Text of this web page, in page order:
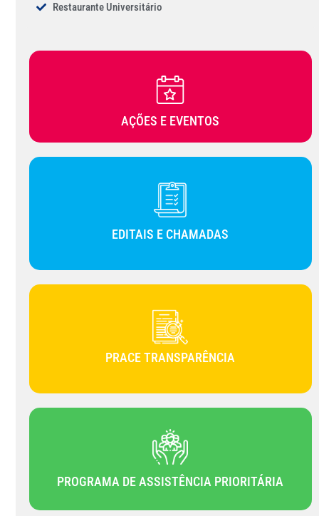
Restaurante Universitário
AÇÕES E EVENTOS
EDITAIS E CHAMADAS
PRACE TRANSPARÊNCIA
PROGRAMA DE ASSISTÊNCIA PRIORITÁRIA